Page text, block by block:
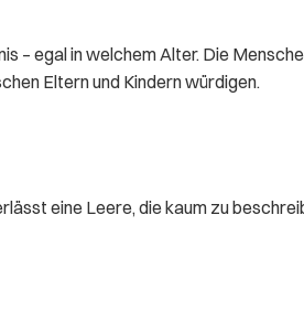
egal in welchem Alter. Die
Eltern und Kindern würdigen.
eine Leere, die kaum zu